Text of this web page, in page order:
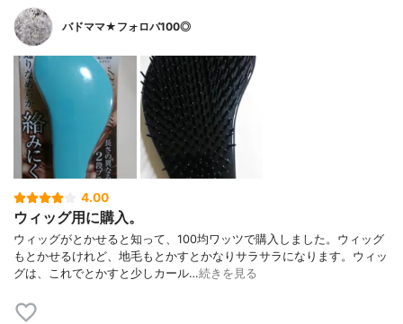
バドママ★フォロバ100◎
4.00
ウィッグ用に購入。
ウィッグがとかせると知って、100均ワッツで購入しました。ウィッグ
もとかせるけれど、地毛もとかすとかなりサラサラになります。ウィッ
グは、これでとかすと少しカール…続きを見る